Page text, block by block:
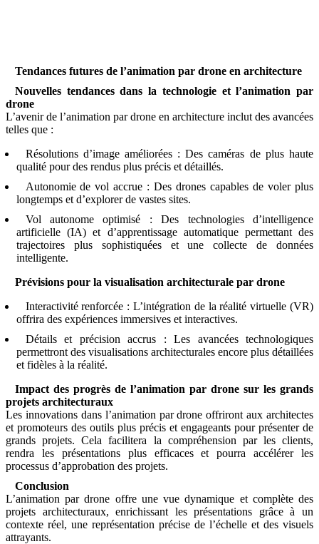
Tendances futures de l’animation par drone en architecture
Nouvelles tendances dans la technologie et l’animation par
drone
L’avenir de l’animation par drone en architecture inclut des avancées
telles que :
Résolutions d’image améliorées : Des caméras de plus haute
qualité pour des rendus plus précis et détaillés.
Autonomie de vol accrue : Des drones capables de voler plus
longtemps et d’explorer de vastes sites.
Vol autonome optimisé : Des technologies d’intelligence
artificielle (IA) et d’apprentissage automatique permettant des
trajectoires plus sophistiquées et une collecte de données
intelligente.
Prévisions pour la visualisation architecturale par drone
Interactivité renforcée : L’intégration de la réalité virtuelle (VR)
offrira des expériences immersives et interactives.
Détails et précision accrus : Les avancées technologiques
permettront des visualisations architecturales encore plus détaillées
et fidèles à la réalité.
Impact des progrès de l’animation par drone sur les grands
projets architecturaux
Les innovations dans l’animation par drone offriront aux architectes
et promoteurs des outils plus précis et engageants pour présenter de
grands projets. Cela facilitera la compréhension par les clients,
rendra les présentations plus efficaces et pourra accélérer les
processus d’approbation des projets.
Conclusion
L’animation par drone offre une vue dynamique et complète des
projets architecturaux, enrichissant les présentations grâce à un
contexte réel, une représentation précise de l’échelle et des visuels
attrayants.